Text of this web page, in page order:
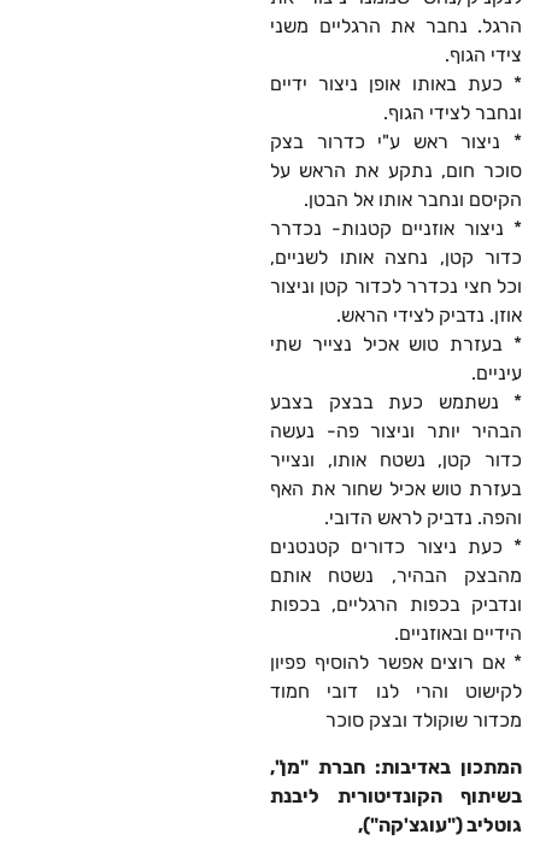
הרגל. נחבר את הרגליים משני
צידי הגוף.
* כעת באותו אופן ניצור ידיים
ונחבר לצידי הגוף.
* ניצור ראש ע"י כדרור בצק
סוכר חום, נתקע את הראש על
הקיסם ונחבר אותו אל הבטן.
* ניצור אוזניים קטנות- נכדרר
כדור קטן, נחצה אותו לשניים,
וכל חצי נכדרר לכדור קטן וניצור
אוזן. נדביק לצידי הראש.
* בעזרת טוש אכיל נצייר שתי
עיניים.
* נשתמש כעת בבצק בצבע
הבהיר יותר וניצור פה- נעשה
כדור קטן, נשטח אותו, ונצייר
בעזרת טוש אכיל שחור את האף
והפה. נדביק לראש הדובי.
* כעת ניצור כדורים קטנטנים
מהבצק הבהיר, נשטח אותם
ונדביק בכפות הרגליים, בכפות
הידיים ובאוזניים.
* אם רוצים אפשר להוסיף פפיון
לקישוט והרי לנו דובי חמוד
מכדור שוקולד ובצק סוכר
המתכון באדיבות: חברת "מן",
בשיתוף הקונדיטורית ליבנת
גוטליב ("עוגצ'קה"),